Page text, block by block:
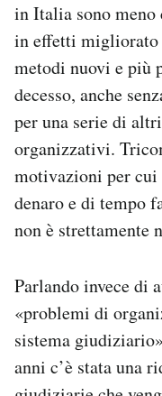
in Italia sono meno
in effetti migliorato
metodi nuovi e più
decesso, anche
per una serie di
organizzativi.
motivazioni per
denaro e di tempo
non è strettamente
Parlando invece di
«problemi di
sistema
anni c’è stata una